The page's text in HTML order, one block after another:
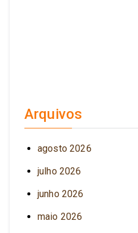
Arquivos
agosto 2026
julho 2026
junho 2026
maio 2026